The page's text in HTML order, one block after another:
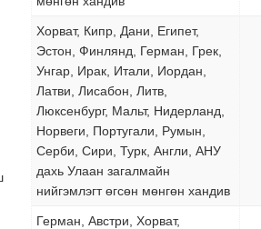
Хорват, Кипр, Дани, Египет,
Эстон, Финлянд, Герман, Грек,
Унгар, Ирак, Итали, Иордан,
Латви, Лисабон, Литв,
Люксенбург, Мальт, Нидерланд,
Норвеги, Португали, Румын,
Серби, Сири, Турк, Англи, АНУ
дахь Улаан загалмайн
нийгэмлэгт өгсөн мөнгөн хандив
Герман, Австри, Хорват,